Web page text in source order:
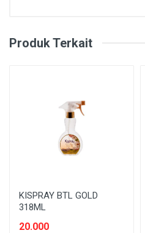
Produk Terkait
KISPRAY BTL GOLD
318ML
20.000